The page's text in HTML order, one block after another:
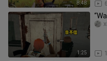
8:48
1:25